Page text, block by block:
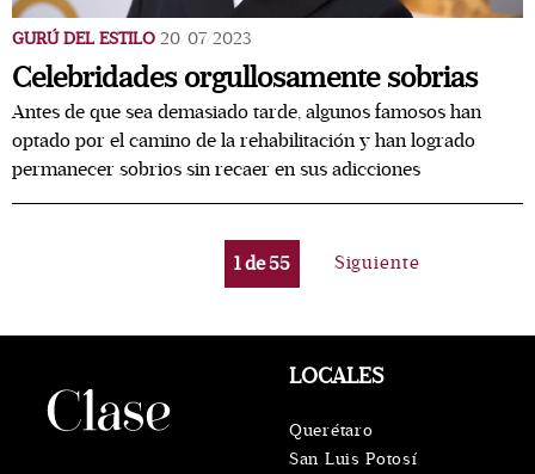
GURÚ DEL ESTILO 20/07/2023
Celebridades orgullosamente sobrias
Antes de que sea demasiado tarde, algunos famosos han
optado por el camino de la rehabilitación y han logrado
permanecer sobrios sin recaer en sus adicciones
1de55 Siguiente
LOCALES
Querétaro
San Luis Potosí